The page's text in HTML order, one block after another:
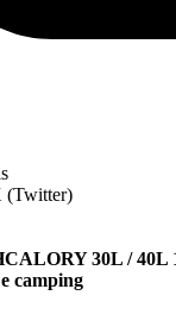
(Twitter)
30L / 40L
camping